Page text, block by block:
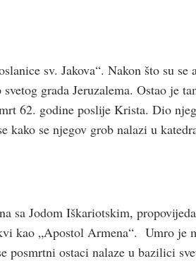
sv. Jakova“. Nakon što su
grada Jeruzalema. Ostao je
62. godine poslije Krista. Dio
se njegov grob nalazi u
sa Jodom Iškariotskim,
kao „Apostol Armena“. Umro je
ostaci nalaze u bazilici